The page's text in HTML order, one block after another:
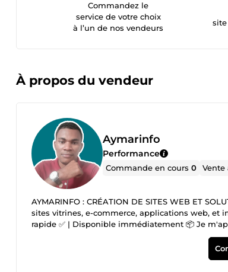
Commandez le
service de votre choix
à l’un de nos vendeurs
site
À propos du vendeur
Aymarinfo
Performance
Commande en cours0
AYMARINFO : CRÉATION DE SITES WEB ET
sites vitrines, e-commerce, applications web, et
rapide ✅ | Disponible immédiatement 📦 Je
numériques. 🌐💻 Avec une expertise dans la
vous propose des solutions adaptées à vos
vendre vos produits en ligne, ou développer